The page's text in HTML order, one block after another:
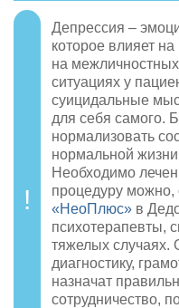
Депрессия –
которое влияет
на
ситуациях у
суицидальные
для себя самого.
нормализовать
нормальной
Необходимо
процедуру можно,
«НеоПлюс» в
психотерапевты,
тяжелых случаях.
диагностику,
назначат
сотрудничество,